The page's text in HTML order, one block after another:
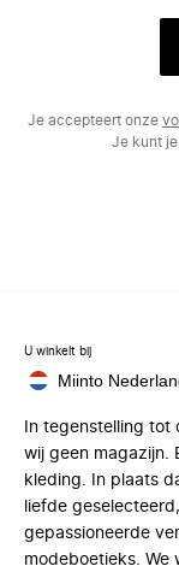
Je accepteert onze
Je kunt je
U winkelt bij
Miinto
In tegenstelling
wij geen magazijn.
kleding. In plaats
liefde
gepassioneerde
modeboetieks. We